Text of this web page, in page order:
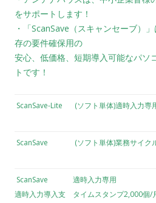
をサポートします！
・「ScanSave（スキャンセーブ）
存の要件確保用の
安心、低価格、短期導入可能なパソ
トです！
ScanSave-Lite (ソフト単体)適時入力専
ScanSave (ソフト単体)業務サイク
ScanSave
適時入力導入支
適時入力専用
タイムスタンプ2,000個/